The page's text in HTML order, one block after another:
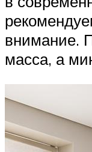
внимание.
масса, а